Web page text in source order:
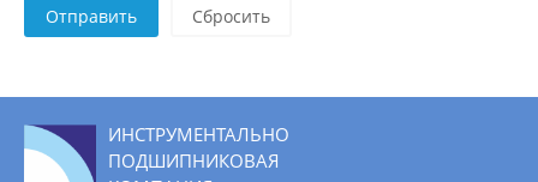
Отправить
ИНСТРУМЕНТАЛЬНО
ПОДШИПНИКОВАЯ